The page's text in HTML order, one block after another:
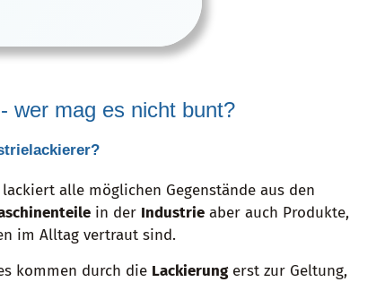
wer mag es nicht bunt?
alle möglichen Gegenstände aus den
in der Industrie aber auch Produkte,
im Alltag vertraut sind.
kommen durch die Lackierungerst zur Geltung,